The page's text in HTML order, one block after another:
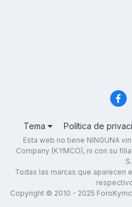
Tema Política de
Esta web no tiene NINGUNA
Company (KYMCO), ni con su
Todas las marcas que aparecen
Copyright © 2010 - 2025